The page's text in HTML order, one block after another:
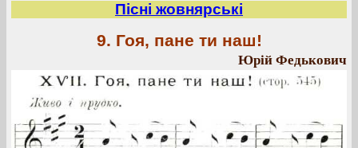
Пісні жовнярські
9. Гоя, пане ти наш!
Юрій Федькович